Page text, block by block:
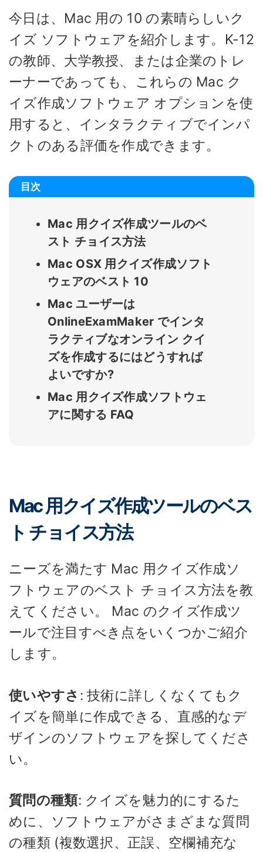
今日は、Mac 用の 10 の素晴らしいク
イズ ソフトウェアを紹介します。K-12
の教師、大学教授、または企業のトレ
ーナーであっても、これらの Mac ク
イズ作成ソフトウェア オプションを使
用すると、インタラクティブでインパ
クトのある評価を作成できます。
目次
Mac 用クイズ作成ツールのベ
スト チョイス方法
Mac OSX 用クイズ作成ソフト
ウェアのベスト 10
Mac ユーザーは
OnlineExamMaker でインタ
ラクティブなオンライン クイ
ズを作成するにはどうすれば
よいですか?
Mac 用クイズ作成ソフトウェ
アに関する FAQ
Mac 用クイズ作成ツールのベス
ト チョイス方法
ニーズを満たす Mac 用クイズ作成ソ
フトウェアのベスト チョイス方法を教
えてください。 Mac のクイズ作成ツ
ールで注目すべき点をいくつかご紹介
します。
使いやすさ : 技術に詳しくなくてもク
イズを簡単に作成できる、直感的なデ
ザインのソフトウェアを探してくださ
い。
質問の種類: クイズを魅力的にするた
めに、ソフトウェアがさまざまな質問
の種類 (複数選択、正誤、空欄補充な